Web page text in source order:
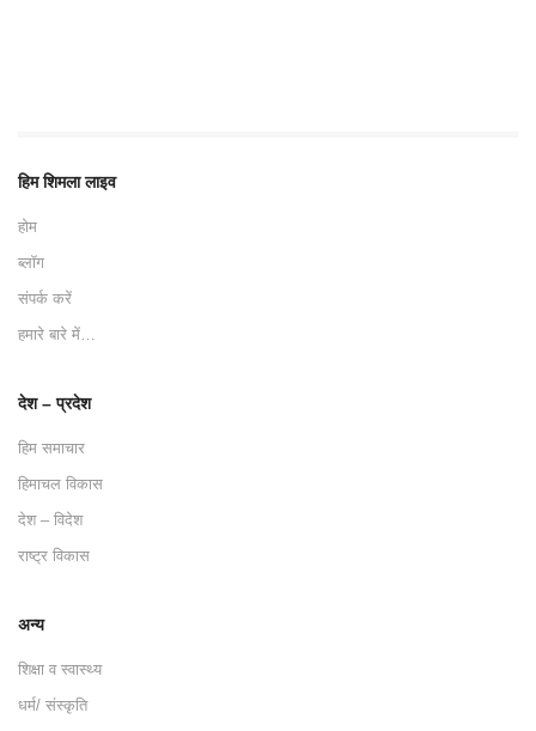
हिम शिमला लाइव
होम
ब्लॉग
संपर्क करें
हमारे बारे में…
देश – प्रदेश
हिम समाचार
हिमाचल विकास
देश – विदेश
राष्ट्र विकास
अन्य
शिक्षा व स्वास्थ्य
धर्म/ संस्कृति